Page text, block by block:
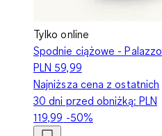
Tylko online
Spodnie ciążowe - Palazzo
PLN 59,99
Najniższa cena z ostatnich
30 dni przed obniżką: PLN
119,99 -50%